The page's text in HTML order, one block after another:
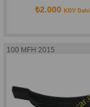
₺2.000 KDV Dahil
100 MFH 2015